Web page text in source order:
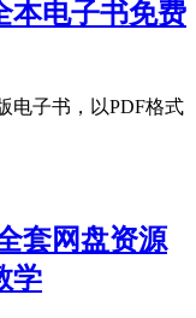
本电子书免费
电子书，以PDF格式
套网盘资源
学